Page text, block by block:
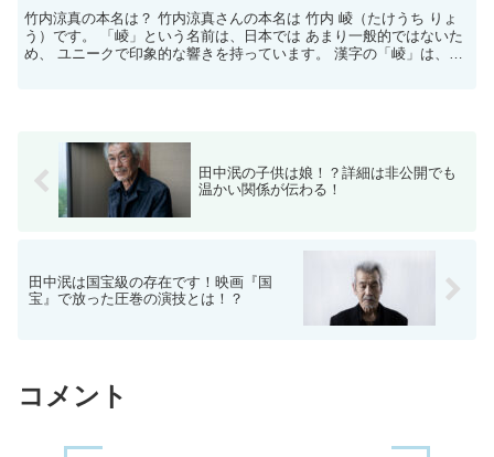
竹内涼真の本名は？ 竹内涼真さんの本名は 竹内 崚（たけうち りょ
う）です。 「崚」という名前は、日本では あまり一般的ではないた
め、 ユニークで印象的な響きを持っています。 漢字の「崚」は、山
田中泯の子供は娘！？詳細は非公開でも
温かい関係が伝わる！
田中泯は国宝級の存在です！映画『国
宝』で放った圧巻の演技とは！？
コメント